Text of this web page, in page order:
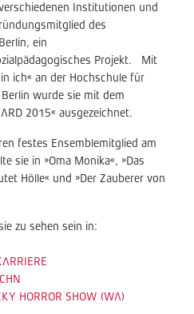
Institutionen und
des
ein
Projekt. Mit
ich« an der Hochschule für
wurde sie mit dem
2015« ausgezeichnet.
festes Ensemblemitglied am
sie in »Oma Monika«, »Das
Hölle« und »Der Zauberer von
zu sehen sein in:
HORROR SHOW (WA)